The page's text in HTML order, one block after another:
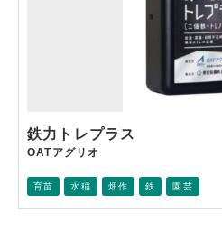
鉄力トレプラス
OATアグリオ
育苗 水稲 畑作 鉄 園芸